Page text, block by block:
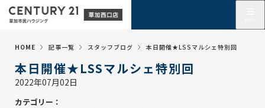
HOME 記事一覧 スタッフブログ 本日開催★LSSマルシェ特別回
本日開催★LSSマルシェ特別回
2022年07月02日
カテゴリー：